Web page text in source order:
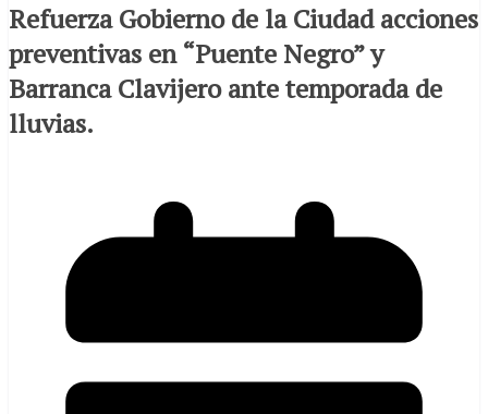
Refuerza Gobierno de la Ciudad acciones
preventivas en “Puente Negro” y
Barranca Clavijero ante temporada de
lluvias.